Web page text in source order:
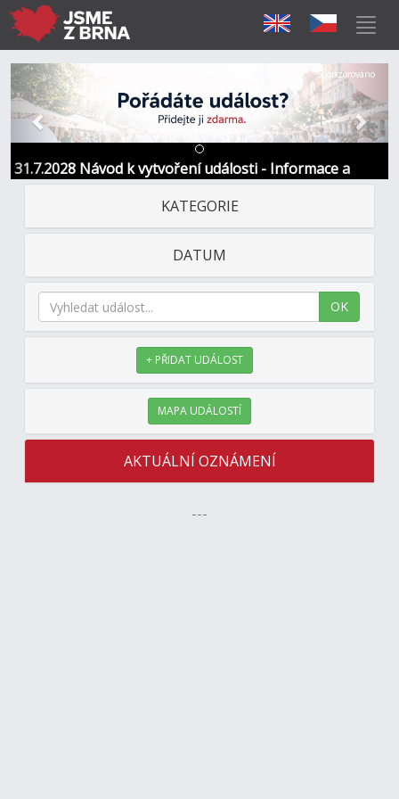
31.7.2028 Návod k vytvoření události - Informace a
kontakt
Předchozí Další
Sponzorováno
KATEGORIE
DATUM
OK
+ PŘIDAT UDÁLOST
MAPA UDÁLOSTÍ
AKTUÁLNÍ OZNÁMENÍ
---